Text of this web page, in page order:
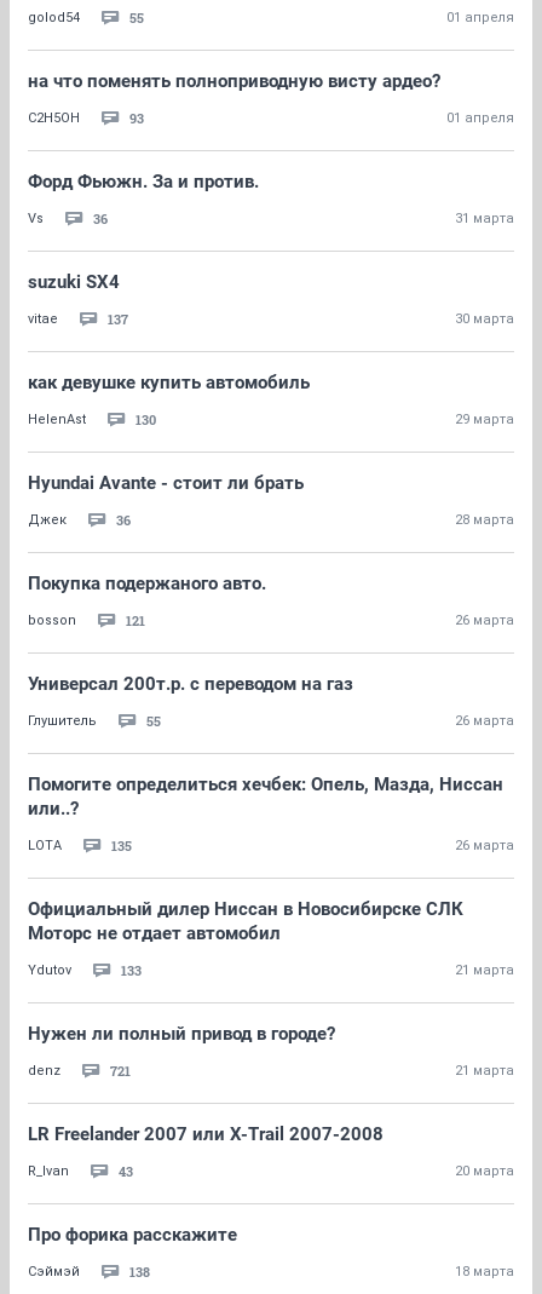
golod54 55 01 апреля
на что поменять полноприводную висту ардео?
C2H5OH 93 01 апреля
Форд Фьюжн. За и против.
Vs 36 31 марта
suzuki SX4
vitae 137 30 марта
как девушке купить автомобиль
HelenAst 130 29 марта
Hyundai Avante - стоит ли брать
Джек 36 28 марта
Покупка подержаного авто.
bosson 121 26 марта
Универсал 200т.р. с переводом на газ
Глушитель 55 26 марта
Помогите определиться хечбек: Опель, Мазда, Ниссан
или..?
LOTA 135 26 марта
Официальный дилер Ниссан в Новосибирске СЛК
Моторс не отдает автомобил
Ydutov 133 21 марта
Нужен ли полный привод в городе?
denz 721 21 марта
LR Freelander 2007 или X-Trail 2007-2008
R_Ivan 43 20 марта
Про форика расскажите
Сэймэй 138 18 марта